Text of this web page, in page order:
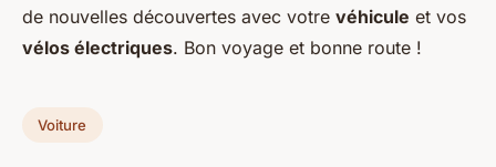
de nouvelles découvertes avec votre véhicule et vos
vélos électriques. Bon voyage et bonne route !
Voiture